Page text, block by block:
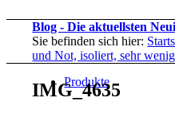
Produkte
Blog - Die aktuellsten
Sie befinden sich hier:
und Not, isoliert, sehr
IMG_4635